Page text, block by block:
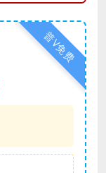
普V免费